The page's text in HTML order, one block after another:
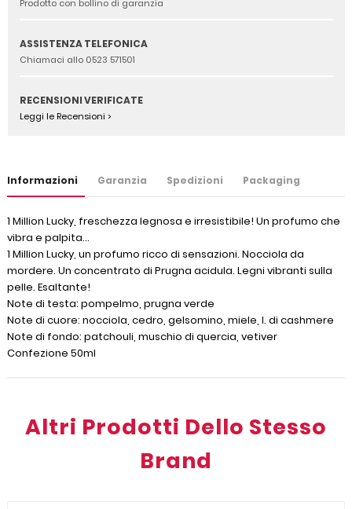
Prodotto con bollino di garanzia
ASSISTENZA TELEFONICA
Chiamaci allo 0523 571501
RECENSIONI VERIFICATE
Leggi le Recensioni >
Informazioni Garanzia Spedizioni Packaging
1 Million Lucky, freschezza legnosa e irresistibile! Un profumo che
vibra e palpita…
1 Million Lucky, un profumo ricco di sensazioni. Nocciola da
mordere. Un concentrato di Prugna acidula. Legni vibranti sulla
pelle. Esaltante!
Note di testa: pompelmo, prugna verde
Note di cuore: nocciola, cedro, gelsomino, miele, l. di cashmere
Note di fondo: patchouli, muschio di quercia, vetiver
Confezione 50ml
Altri Prodotti Dello Stesso
Brand